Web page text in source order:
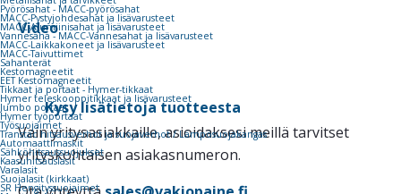
Pyörösahat - MACC-pyörösahat
MACC-Pystyjohdesahat ja lisävarusteet
MACC-Alumiinisahat ja lisävarusteet
Vannesaha - MACC-Vannesahat ja lisävarusteet
MACC-Laikkakoneet ja lisävarusteet
MACC-Taivuttimet
Sahanterät
Kestomagneetit
EET Kestomagneetit
Tikkaat ja portaat - Hymer-tikkaat
Hymer teleskooppitikkaat ja lisävarusteet
Jumbo portaat
Hymer työportaat
Työsuojaimet
Transtac hitsausverhot ja suojaverhot / Lämpösuojakangas
Automaattimaskit
Sähköhitsaussuojukset
Kaasuhitsauslasit
Varalasit
Suojalasit (kirkkaat)
SR Hengityssuojaimet
Video
Kysy lisätietoja tuotteesta
Vain yritysasiakkaille, asioidaksesi meillä tarvitset
yrityskohtaisen asiakasnumeron.